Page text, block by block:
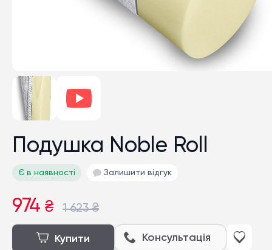
Подушка Noble Roll
Є в наявності Залишити відгук
974 ₴ 1 623₴
Купити Консультація